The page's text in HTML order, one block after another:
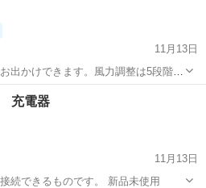
い。
11月13日
出かけできます。風力調整は5段階。
子供用品
充電器
11月13日
続できるものです。 新品未使用